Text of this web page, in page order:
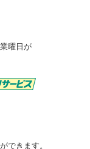
曜日が
できます。